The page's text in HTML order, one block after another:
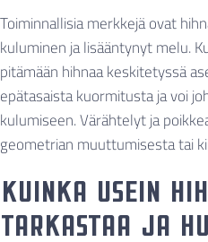
Toiminnallisia merkkejä ovat
kuluminen ja lisääntynyt melu.
pitämään hihnaa keskitetyssä
epätasaista kuormitusta ja voi
kulumiseen. Värähtelyt ja
geometrian muuttumisesta tai
Kuinka usein
tarkastaa ja